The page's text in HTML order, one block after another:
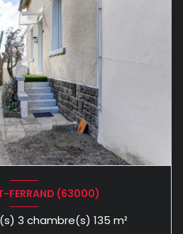
FERRAND (63000)
Maison 6 pièce(s) 3 chambre(s) 135 m²